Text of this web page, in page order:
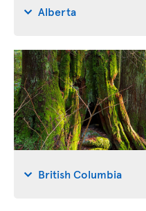
Alberta
British Columbia